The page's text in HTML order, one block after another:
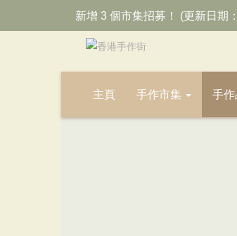
新增 3 個市集招募！ (更新日期
主頁 手作市集 手作